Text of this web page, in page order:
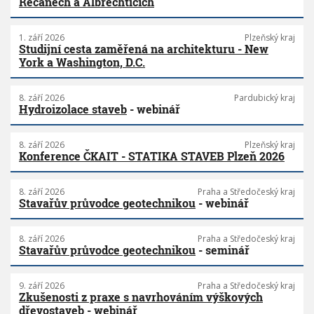
1. září 2026 Plzeňský kraj
Studijní cesta zaměřená na architekturu - New
York a Washington, D.C.
8. září 2026 Pardubický kraj
Hydroizolace staveb - webinář
8. září 2026 Plzeňský kraj
Konference ČKAIT - STATIKA STAVEB Plzeň 2026
8. září 2026 Praha a Středočeský kraj
Stavařův průvodce geotechnikou - webinář
8. září 2026 Praha a Středočeský kraj
Stavařův průvodce geotechnikou - seminář
9. září 2026 Praha a Středočeský kraj
Zkušenosti z praxe s navrhováním výškových
dřevostaveb - webinář